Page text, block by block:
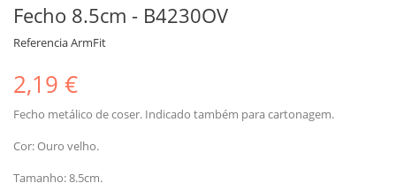
Fecho 8.5cm - B4230OV
ReferenciaArmFit
2,19 €
Fecho metálico de coser. Indicado também para cartonagem.
Cor: Ouro velho.
Tamanho: 8.5cm.